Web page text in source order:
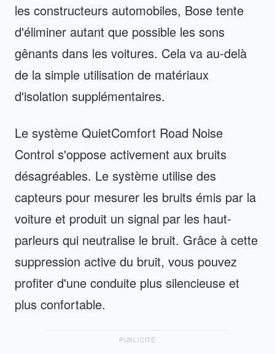
les constructeurs automobiles, Bose tente
d'éliminer autant que possible les sons
gênants dans les voitures. Cela va au-delà
de la simple utilisation de matériaux
d'isolation supplémentaires.
Le système QuietComfort Road Noise
Control s'oppose activement aux bruits
désagréables. Le système utilise des
capteurs pour mesurer les bruits émis par la
voiture et produit un signal par les haut-
parleurs qui neutralise le bruit. Grâce à cette
suppression active du bruit, vous pouvez
profiter d'une conduite plus silencieuse et
plus confortable.
PUBLICITÉ